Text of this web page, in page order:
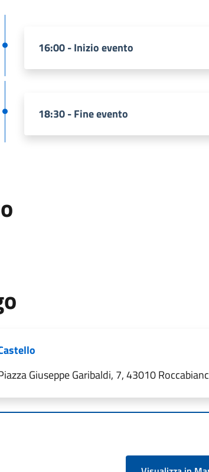
16:00 - Inizio evento
18:30 - Fine evento
Giuseppe Garibaldi, 7, 43010